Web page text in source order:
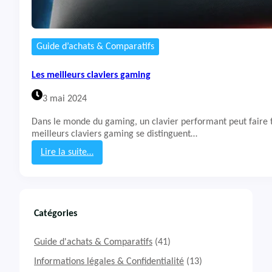
r
R
a
e
n
a
t
a
Guide d’achats & Comparatifs
Les meilleurs claviers gaming
3 mai 2024
Dans le monde du gaming, un clavier performant peut
meilleurs claviers gaming se distinguent…
Lire la suite…
:
l
l
Catégories
Guide d'achats & Comparatifs (41)
Informations légales & Confidentialité (13)